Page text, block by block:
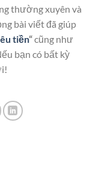
thường xuyên và
bài viết đã giúp
tiền“cũng như
bạn có bất kỳ